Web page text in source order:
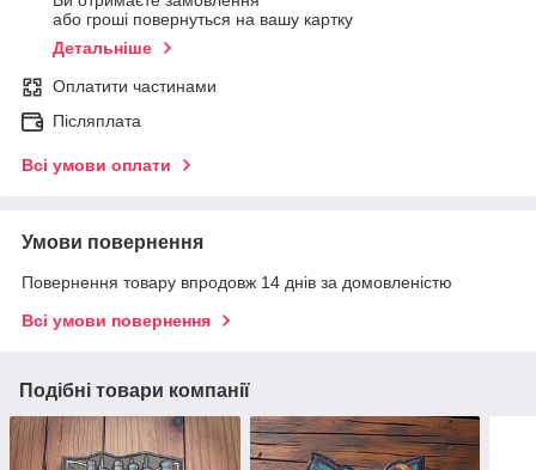
або гроші повернуться на вашу картку
Детальніше
Оплатити частинами
Післяплата
Всі умови оплати
Умови повернення
Повернення товару впродовж 14 днів за домовленістю
Всі умови повернення
Подібні товари компанії